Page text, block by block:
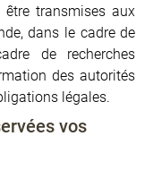
être transmises aux
dans le cadre de
de recherches
des autorités
légales.
vos